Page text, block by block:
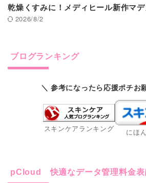
乾燥くすみに！メディヒール新作マ
2026/8/2
ブログランキング
＼ 参考になったら応援ポチお
スキンケアランキング にほ
pCloud 快適なデータ管理料金表